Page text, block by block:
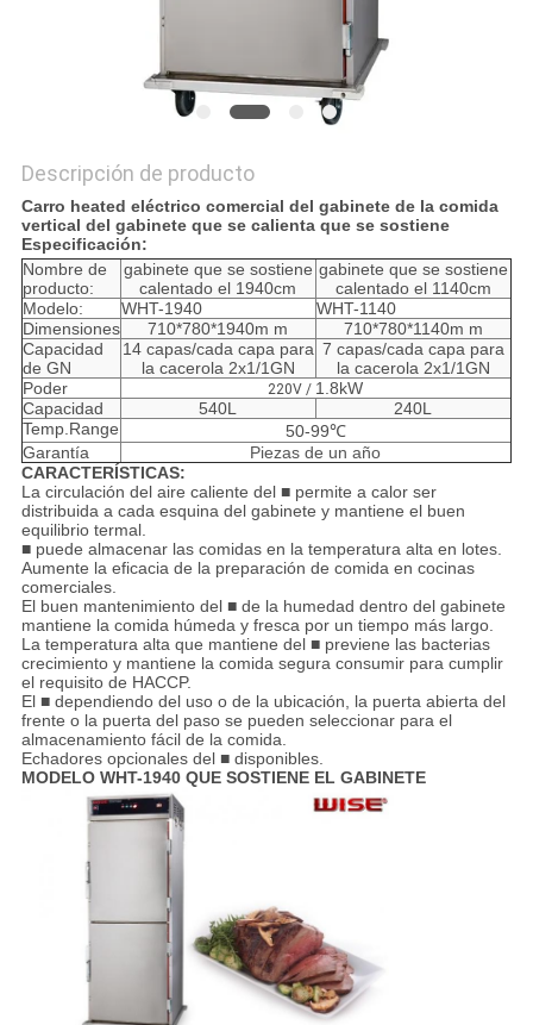
Descripción de producto
Carro heated eléctrico comercial del gabinete de la comida
vertical del gabinete que se calienta que se sostiene
Especificación:
Nombre de
producto:
gabinete que se sostiene
calentado el 1940cm
gabinete que se sostiene
calentado el 1140cm
Modelo:
WHT-1940
WHT-1140
Dimensiones
710*780*1940m m
710*780*1140m m
Capacidad
de GN
14 capas/cada capa para
la cacerola 2x1/1GN
7 capas/cada capa para
la cacerola 2x1/1GN
Poder
220V / 1.8kW
Capacidad
540L
240L
Temp.Range
50-99℃
Garantía
Piezas de un año
CARACTERÍSTICAS:
La circulación del aire caliente del ■ permite a calor ser
distribuida a cada esquina del gabinete y mantiene el buen
equilibrio termal.
■ puede almacenar las comidas en la temperatura alta en lotes.
Aumente la eficacia de la preparación de comida en cocinas
comerciales.
El buen mantenimiento del ■ de la humedad dentro del gabinete
mantiene la comida húmeda y fresca por un tiempo más largo.
La temperatura alta que mantiene del ■ previene las bacterias
crecimiento y mantiene la comida segura consumir para cumplir
el requisito de HACCP.
El ■ dependiendo del uso o de la ubicación, la puerta abierta del
frente o la puerta del paso se pueden seleccionar para el
almacenamiento fácil de la comida.
Echadores opcionales del ■ disponibles.
MODELO WHT-1940 QUE SOSTIENE EL GABINETE